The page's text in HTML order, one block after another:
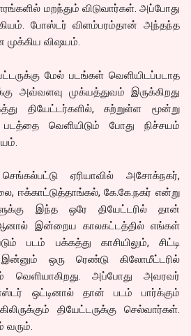
மறந்தும் விடுவார்கள். அப்போது
போஸ்டர் விளம்பரம்தான் அந்தந்த
முக்கிய விஷயம்.
மேல் படங்கள் வெளியிடப்படாத
அவ்வளவு முக்யத்துவம் இருக்கிறது
தியேட்டர்களில், சுற்றுள்ள மூன்று
வெளியிடும் போது நிச்சயம்
ஏரியாவில் அசோக்நகர்,
ஈக்காட்டுத்தாங்கல், கே.கே.நகர் என்று
இந்த ஒரே தியேட்டரில் தான்
ஆனால் இன்றைய காலகட்டத்தில் எங்கள்
படம் பக்கத்து காசியிலும், சிட்டி
இன்னும் ஒரு ரெண்டு கிலோமீட்டரில்
வெளியாகிறது. அப்போது அவரவர்
ஒட்டினால் தான் படம் பார்க்கும்
தியேட்டருக்கு செல்வார்கள்.
வரும்.